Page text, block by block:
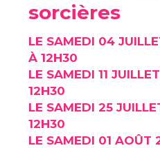
sorcières
LE SAMEDI 04
À 12H30
LE SAMEDI 11
12H30
LE SAMEDI 25
12H30
LE SAMEDI 01 AOÛT